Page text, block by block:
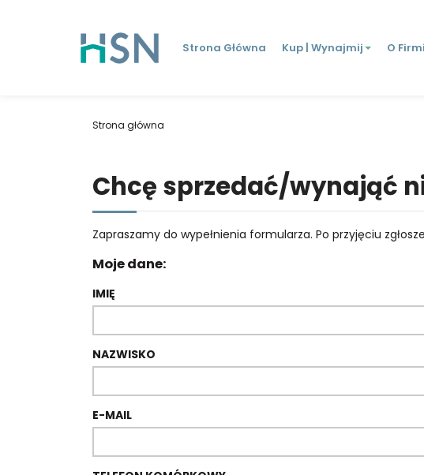
Strona Główna Kup | Wynajmij O
Strona główna
Chcę sprzedać/wynająć
Zapraszamy do wypełnienia formularza. Po przyjęciu
Moje dane:
IMIĘ
NAZWISKO
E-MAIL